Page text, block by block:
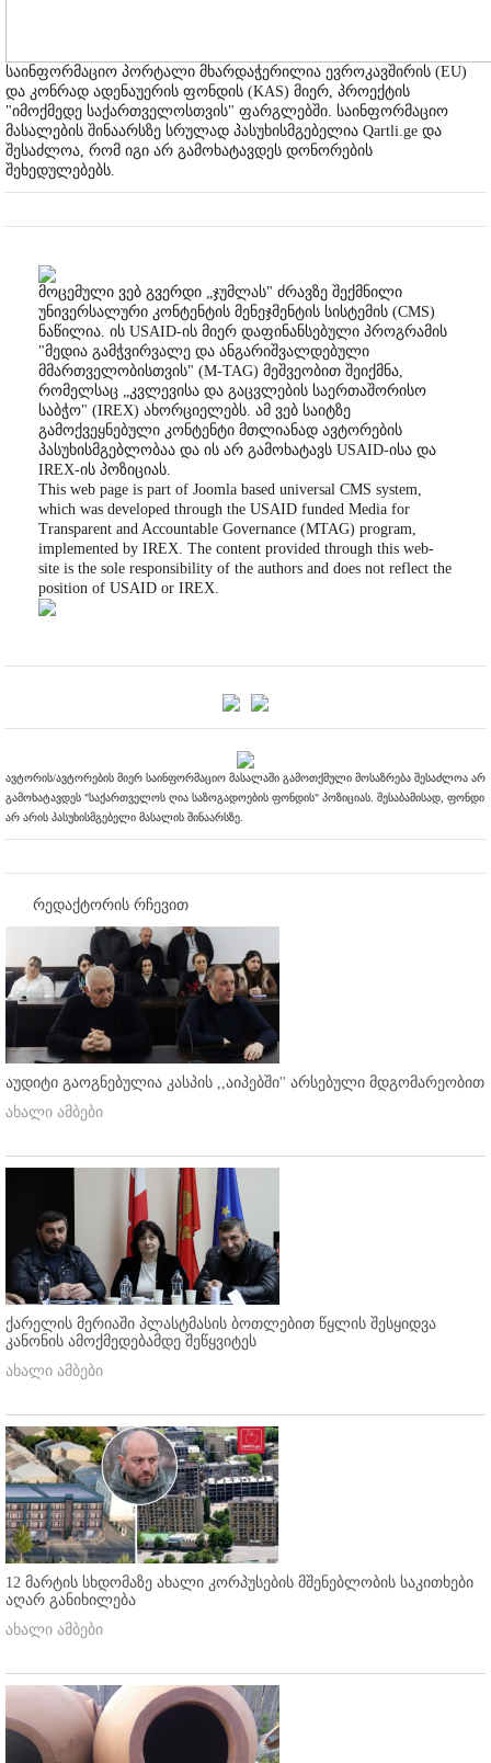
საინფორმაციო პორტალი მხარდაჭერილია ევროკავშირის (EU)
და კონრად ადენაუერის ფონდის (KAS) მიერ, პროექტის
"იმოქმედე საქართველოსთვის" ფარგლებში. საინფორმაციო
მასალების შინაარსზე სრულად პასუხისმგებელია Qartli.ge და
შესაძლოა, რომ იგი არ გამოხატავდეს დონორების
შეხედულებებს.
მოცემული ვებ გვერდი „ჯუმლას" ძრავზე შექმნილი
უნივერსალური კონტენტის მენეჯმენტის სისტემის (CMS)
ნაწილია. ის USAID-ის მიერ დაფინანსებული პროგრამის
"მედია გამჭვირვალე და ანგარიშვალდებული
მმართველობისთვის" (M-TAG) მეშვეობით შეიქმნა,
რომელსაც „კვლევისა და გაცვლების საერთაშორისო
საბჭო" (IREX) ახორციელებს. ამ ვებ საიტზე
გამოქვეყნებული კონტენტი მთლიანად ავტორების
პასუხისმგებლობაა და ის არ გამოხატავს USAID-ისა და
IREX-ის პოზიციას.
This web page is part of Joomla based universal CMS system,
which was developed through the USAID funded Media for
Transparent and Accountable Governance (MTAG) program,
implemented by IREX. The content provided through this web-
site is the sole responsibility of the authors and does not reflect the
position of USAID or IREX.
ავტორის/ავტორების მიერ საინფორმაციო მასალაში გამოთქმული მოსაზრება შესაძლოა არ
გამოხატავდეს "საქართველოს ღია საზოგადოების ფონდის" პოზიციას. შესაბამისად, ფონდი
არ არის პასუხისმგებელი მასალის შინაარსზე.
რედაქტორის რჩევით
აუდიტი გაოგნებულია კასპის ,,აიპებში'' არსებული მდგომარეობით
ახალი ამბები
ქარელის მერიაში პლასტმასის ბოთლებით წყლის შესყიდვა
კანონის ამოქმედებამდე შეწყვიტეს
ახალი ამბები
12 მარტის სხდომაზე ახალი კორპუსების მშენებლობის საკითხები
აღარ განიხილება
ახალი ამბები